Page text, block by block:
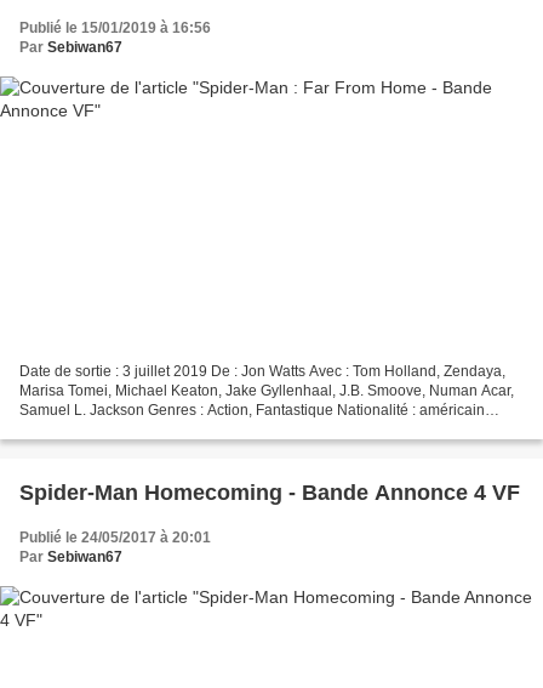
Publié le 15/01/2019 à 16:56
Par Sebiwan67
Date de sortie : 3 juillet 2019 De : Jon Watts Avec : Tom Holland, Zendaya,
Marisa Tomei, Michael Keaton, Jake Gyllenhaal, J.B. Smoove, Numan Acar,
Samuel L. Jackson Genres : Action, Fantastique Nationalité : américain
Spider-Man Homecoming - Bande Annonce 4 VF
Publié le 24/05/2017 à 20:01
Par Sebiwan67